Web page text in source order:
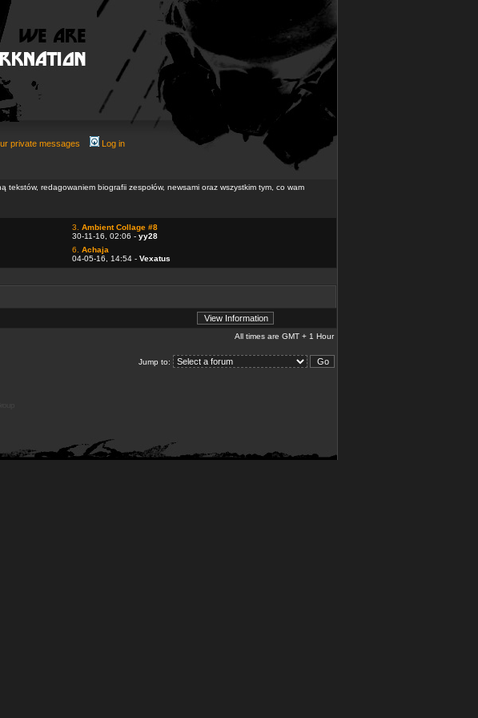
private messages
Log in
redagowaniem biografii zespołów, newsami oraz wszystkim tym, co wam
3. Ambient Collage #8
30-11-16, 02:06 - yy28
6. Achaja
04-05-16, 14:54 - Vexatus
All times are GMT + 1 Hour
Jump to: